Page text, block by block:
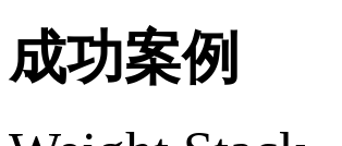
成功案例